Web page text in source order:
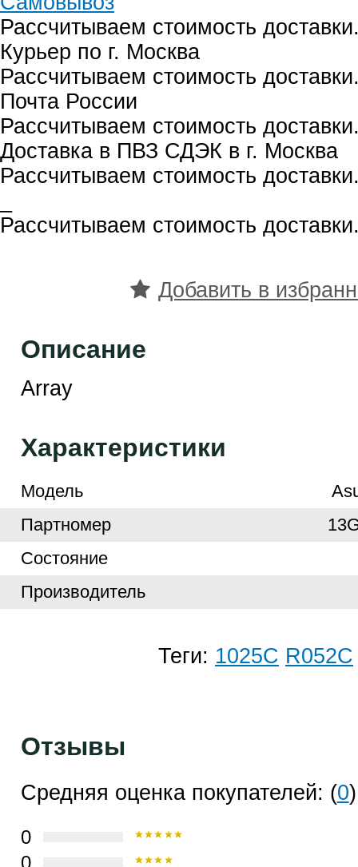
Рассчитываем стоимость
Курьер по г. Москва
Рассчитываем стоимость
Почта России
Рассчитываем стоимость
Доставка в ПВЗ СДЭК в г. Москва
Рассчитываем стоимость
Рассчитываем стоимость
Добавить в
Описание
Array
Характеристики
Модель
Партномер
Cостояние
Производитель
Теги: 1025C R052C
Отзывы
Средняя оценка покупателей: (0)
0
0